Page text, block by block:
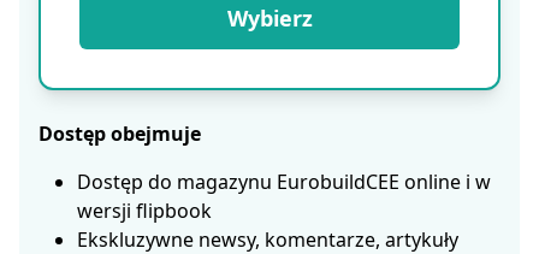
Wybierz
Dostęp obejmuje
Dostęp do magazynu EurobuildCEE online i w
wersji flipbook
Ekskluzywne newsy, komentarze, artykuły